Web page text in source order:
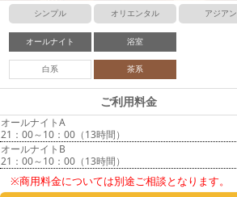
シンプル オリエンタル アジアン
オールナイト 浴室
白系 茶系
ご利用料金
オールナイトA
21：00～10：00（13時間）
オールナイトB
21：00～10：00（13時間）
※商用料金については別途ご相談となります。